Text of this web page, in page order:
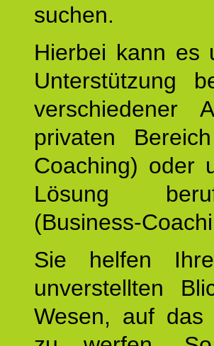
suchen.
Hierbei kann es
Unterstützung
verschiedener
privaten
Coaching) oder
Lösung
(Business-
Sie helfen
unverstellten
Wesen, auf das